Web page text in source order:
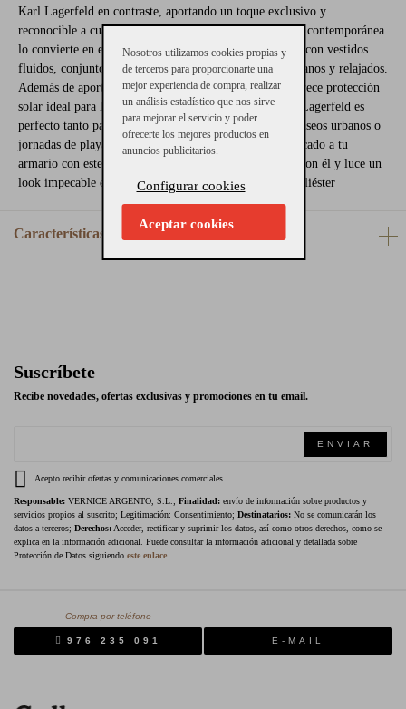
Karl Lagerfeld en contraste, aportando un toque exclusivo y
reconocible a cualquier outfit. Su estética minimalista y contemporánea
lo convierte en el complemento perfecto para combinar con vestidos
fluidos, conjuntos de lino, looks denim o estilismos urbanos y relajados.
Además de aportar estilo, su diseño ligero y cómodo ofrece protección
solar ideal para los días más cálidos. El sombrero Karl Lagerfeld es
perfecto tanto para escapadas vacacionales como para paseos urbanos o
jornadas de playa y terraza. Añade un aire chic y sofisticado a tu
armario con este accesorio versátil y tendencia. ¡Hazte con él y luce un
look impecable esta temporada! Composición: 100% poliéster
Características
Suscríbete
Recibe novedades, ofertas exclusivas y promociones en tu email.
ENVIAR
Acepto recibir ofertas y comunicaciones comerciales
Responsable: VERNICE ARGENTO, S.L.; Finalidad: envío de información sobre productos y
servicios propios al suscrito; Legitimación: Consentimiento; Destinatarios: No se comunicarán los
datos a terceros; Derechos: Acceder, rectificar y suprimir los datos, así como otros derechos, como se
explica en la información adicional. Puede consultar la información adicional y detallada sobre
Protección de Datos siguiendo este enlace
Compra por teléfono
976 235 091 E-MAIL
Nosotros utilizamos cookies propias y
de terceros para proporcionarte una
mejor experiencia de compra, realizar
un análisis estadístico que nos sirve
para mejorar el servicio y poder
ofrecerte los mejores productos en
anuncios publicitarios.
Configurar cookies
Aceptar cookies